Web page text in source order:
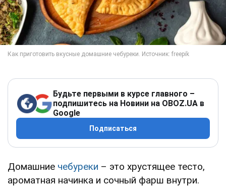
Будьте первыми в курсе главного –
подпишитесь на Новини на OBOZ.UA в
Google
Подписаться
Домашние чебуреки – это хрустящее тесто,
ароматная начинка и сочный фарш внутри.